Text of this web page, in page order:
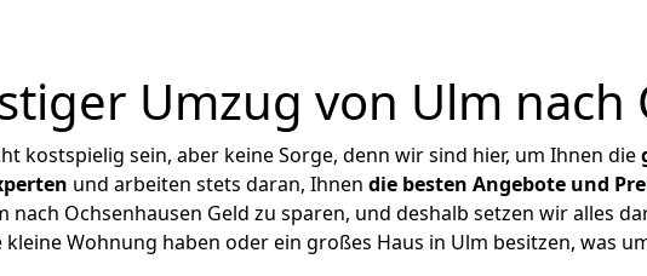
Umzug von Ulm nach
kostspielig sein, aber keine Sorge, denn wir sind hier, um Ihnen die
und arbeiten stets daran, Ihnen die besten Angebote und
Ochsenhausen Geld zu sparen, und deshalb setzen wir alles
kleine Wohnung haben oder ein großes Haus in Ulm besitzen, was